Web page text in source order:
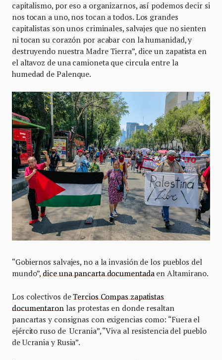
capitalismo, por eso a organizarnos, así podemos decir si
nos tocan a uno, nos tocan a todos. Los grandes
capitalistas son unos criminales, salvajes que no sienten
ni tocan su corazón por acabar con la humanidad, y
destruyendo nuestra Madre Tierra”, dice un zapatista en
el altavoz de una camioneta que circula entre la
humedad de Palenque.
“Gobiernos salvajes, no a la invasión de los pueblos del
mundo”,dice una pancarta documentadaen Altamirano.
Los colectivos deTercios Compas zapatistas
documentaronlas protestas en donde resaltan
pancartas y consignas con exigencias como: “Fuera el
ejército ruso de Ucrania”, “Viva al resistencia del pueblo
de Ucrania y Rusia”.